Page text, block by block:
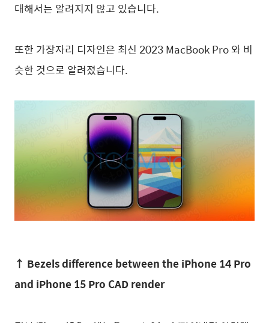
대해서는 알려지지 않고 있습니다.
또한 가장자리 디자인은 최신 2023 MacBook Pro 와 비
슷한 것으로 알려졌습니다.
↑ Bezels difference between the iPhone 14 Pro
and iPhone 15 Pro CAD render